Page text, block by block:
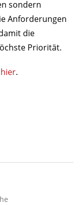
sondern
Anforderungen
die
Priorität.
hier.